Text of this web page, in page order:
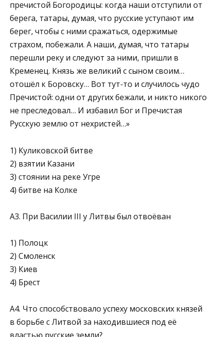
пречистой Богородицы: когда наши отступили от
берега, татары, думая, что русские уступают им
берег, чтобы с ними сражаться, одержимые
страхом, побежали. А наши, думая, что татары
перешли реку и следуют за ними, пришли в
Кременец. Князь же великий с сыном своим…
отошёл к Боровску… Вот тут-то и слу­чилось чудо
Пречистой: одни от других бежали, и никто никого
не пре­следовал… И избавил Бог и Пречистая
Русскую землю от нехристей…»
1) Куликовской битве
2) взятии Казани
3) стоянии на реке Угре
4) битве на Колке
А3. При Василии III у Литвы был отвоёван
1) Полоцк
2) Смоленск
3) Киев
4) Брест
А4. Что способствовало успеху московских князей
в борьбе с Литвой за находившиеся под её